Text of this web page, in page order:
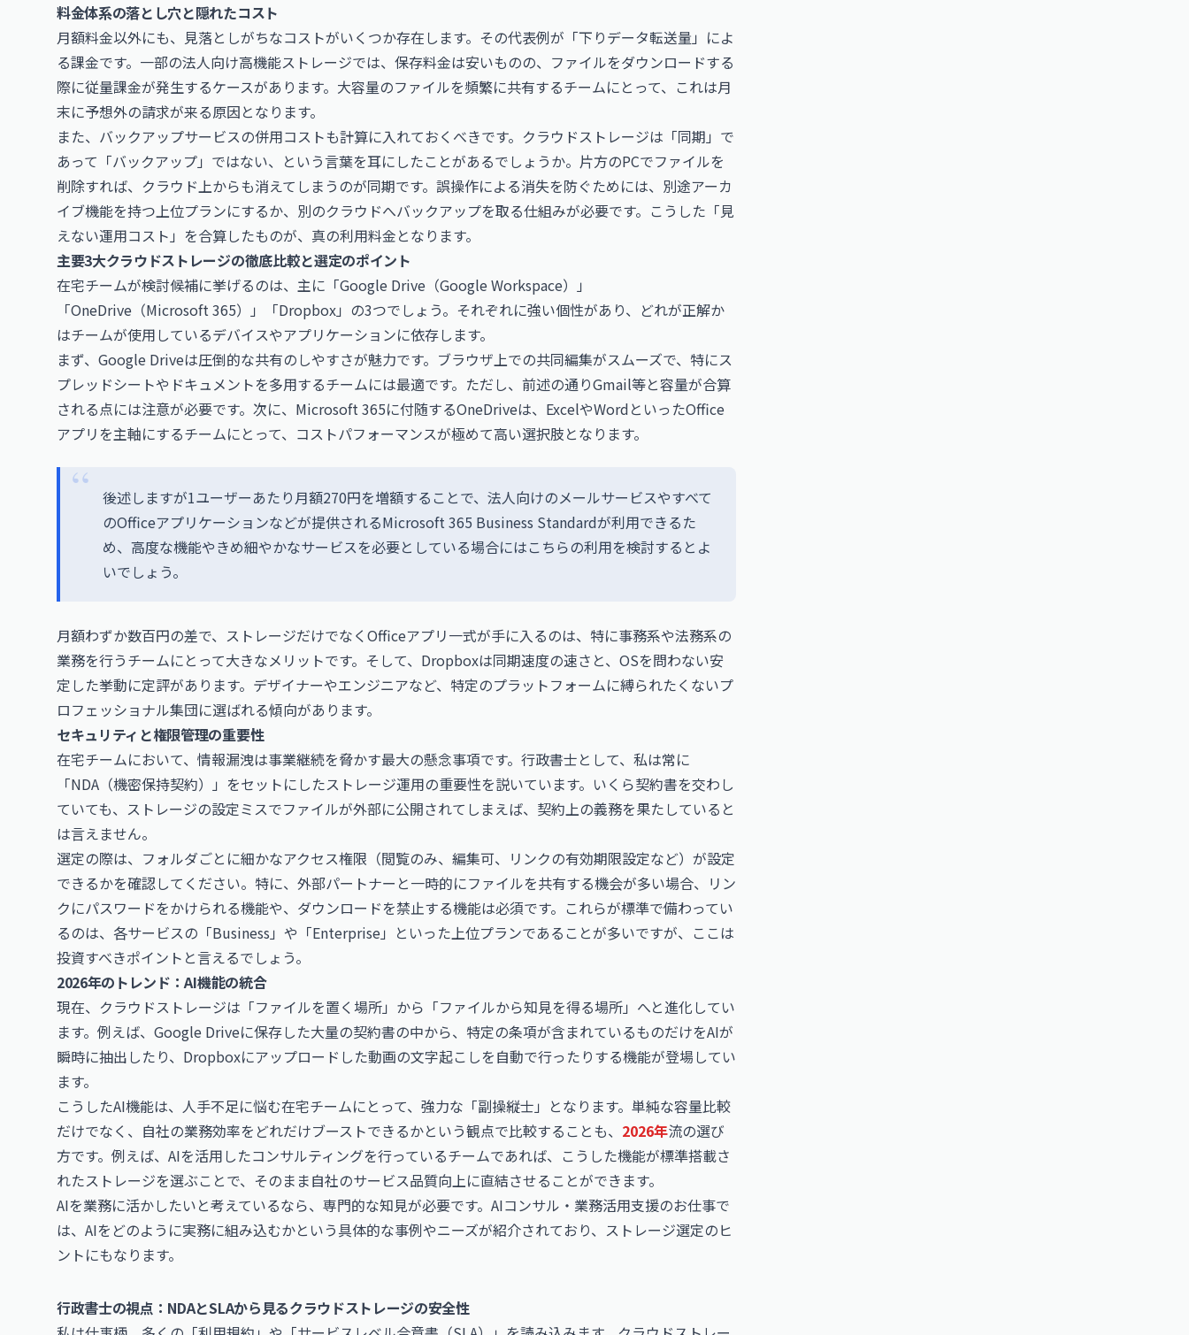
料金体系の落とし穴と隠れたコスト
月額料金以外にも、見落としがちなコストがいくつか存在します。その代表例が「下りデータ転送量」によ
る課金です。一部の法人向け高機能ストレージでは、保存料金は安いものの、ファイルをダウンロードする
際に従量課金が発生するケースがあります。大容量のファイルを頻繁に共有するチームにとって、これは月
末に予想外の請求が来る原因となります。
また、バックアップサービスの併用コストも計算に入れておくべきです。クラウドストレージは「同期」で
あって「バックアップ」ではない、という言葉を耳にしたことがあるでしょうか。片方のPCでファイルを
削除すれば、クラウド上からも消えてしまうのが同期です。誤操作による消失を防ぐためには、別途アーカ
イブ機能を持つ上位プランにするか、別のクラウドへバックアップを取る仕組みが必要です。こうした「見
えない運用コスト」を合算したものが、真の利用料金となります。
主要3大クラウドストレージの徹底比較と選定のポイント
在宅チームが検討候補に挙げるのは、主に「Google Drive（Google Workspace）」
「OneDrive（Microsoft 365）」「Dropbox」の3つでしょう。それぞれに強い個性があり、どれが正解か
はチームが使用しているデバイスやアプリケーションに依存します。
まず、Google Driveは圧倒的な共有のしやすさが魅力です。ブラウザ上での共同編集がスムーズで、特にス
プレッドシートやドキュメントを多用するチームには最適です。ただし、前述の通りGmail等と容量が合算
される点には注意が必要です。次に、Microsoft 365に付随するOneDriveは、ExcelやWordといったOffice
アプリを主軸にするチームにとって、コストパフォーマンスが極めて高い選択肢となります。
後述しますが1ユーザーあたり月額270円を増額することで、法人向けのメールサービスやすべて
のOfficeアプリケーションなどが提供されるMicrosoft 365 Business Standardが利用できるた
め、高度な機能やきめ細やかなサービスを必要としている場合にはこちらの利用を検討するとよ
いでしょう。
月額わずか数百円の差で、ストレージだけでなくOfficeアプリ一式が手に入るのは、特に事務系や法務系の
業務を行うチームにとって大きなメリットです。そして、Dropboxは同期速度の速さと、OSを問わない安
定した挙動に定評があります。デザイナーやエンジニアなど、特定のプラットフォームに縛られたくないプ
ロフェッショナル集団に選ばれる傾向があります。
セキュリティと権限管理の重要性
在宅チームにおいて、情報漏洩は事業継続を脅かす最大の懸念事項です。行政書士として、私は常に
「NDA（機密保持契約）」をセットにしたストレージ運用の重要性を説いています。いくら契約書を交わし
ていても、ストレージの設定ミスでファイルが外部に公開されてしまえば、契約上の義務を果たしていると
は言えません。
選定の際は、フォルダごとに細かなアクセス権限（閲覧のみ、編集可、リンクの有効期限設定など）が設定
できるかを確認してください。特に、外部パートナーと一時的にファイルを共有する機会が多い場合、リン
クにパスワードをかけられる機能や、ダウンロードを禁止する機能は必須です。これらが標準で備わってい
るのは、各サービスの「Business」や「Enterprise」といった上位プランであることが多いですが、ここは
投資すべきポイントと言えるでしょう。
2026年のトレンド：AI機能の統合
現在、クラウドストレージは「ファイルを置く場所」から「ファイルから知見を得る場所」へと進化してい
ます。例えば、Google Driveに保存した大量の契約書の中から、特定の条項が含まれているものだけをAIが
瞬時に抽出したり、Dropboxにアップロードした動画の文字起こしを自動で行ったりする機能が登場してい
ます。
こうしたAI機能は、人手不足に悩む在宅チームにとって、強力な「副操縦士」となります。単純な容量比較
だけでなく、自社の業務効率をどれだけブーストできるかという観点で比較することも、 2026年流の選び
方です。例えば、AIを活用したコンサルティングを行っているチームであれば、こうした機能が標準搭載さ
れたストレージを選ぶことで、そのまま自社のサービス品質向上に直結させることができます。
AIを業務に活かしたいと考えているなら、専門的な知見が必要です。 AIコンサル・業務活用支援のお仕事で
は、AIをどのように実務に組み込むかという具体的な事例やニーズが紹介されており、ストレージ選定のヒ
ントにもなります。
行政書士の視点：NDAとSLAから見るクラウドストレージの安全性